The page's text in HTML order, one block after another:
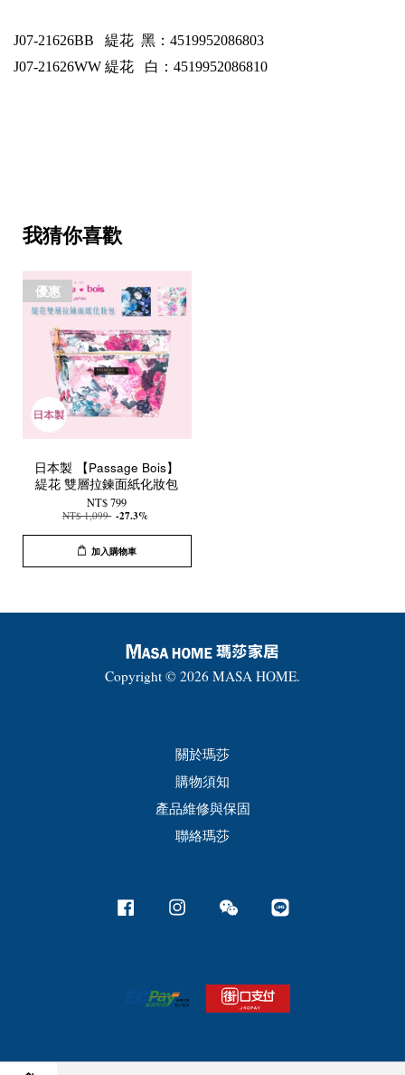
J07-21626BB 緹花 黑：4519952086803
J07-21626WW 緹花 白：4519952086810
我猜你喜歡
優惠
日本製 【Passage Bois】
緹花 雙層拉鍊面紙化妝包
NT$ 799
NT$ 1,099 -27.3%
加入購物車
Copyright © 2026 MASA HOME.
關於瑪莎
購物須知
產品維修與保固
聯絡瑪莎
Facebook Instagram Wechat